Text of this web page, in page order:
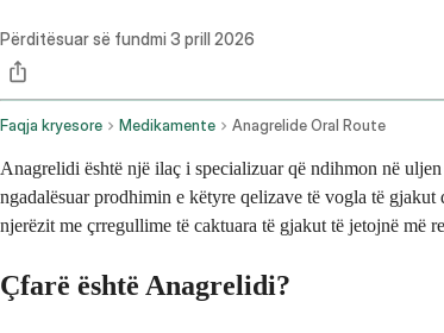
Përditësuar së fundmi 3 prill 2026
Faqja kryesore Medikamente Anagrelide Oral Route
Anagrelidi është një ilaç i specializuar që ndihmon në
ngadalësuar prodhimin e këtyre qelizave të vogla të
njerëzit me çrregullime të caktuara të gjakut të jetojnë më
Çfarë është Anagrelidi?